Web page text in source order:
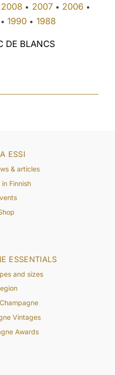
2008 • 2007• 2006 •
• 1990 • 1988
DE BLANCS
ESSENTIALS
and sizes
Vintages
Awards
ESSI
& articles
Finnish